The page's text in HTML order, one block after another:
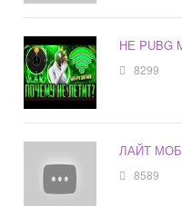
НЕ PUBG
8299
ЛАЙТ
8589